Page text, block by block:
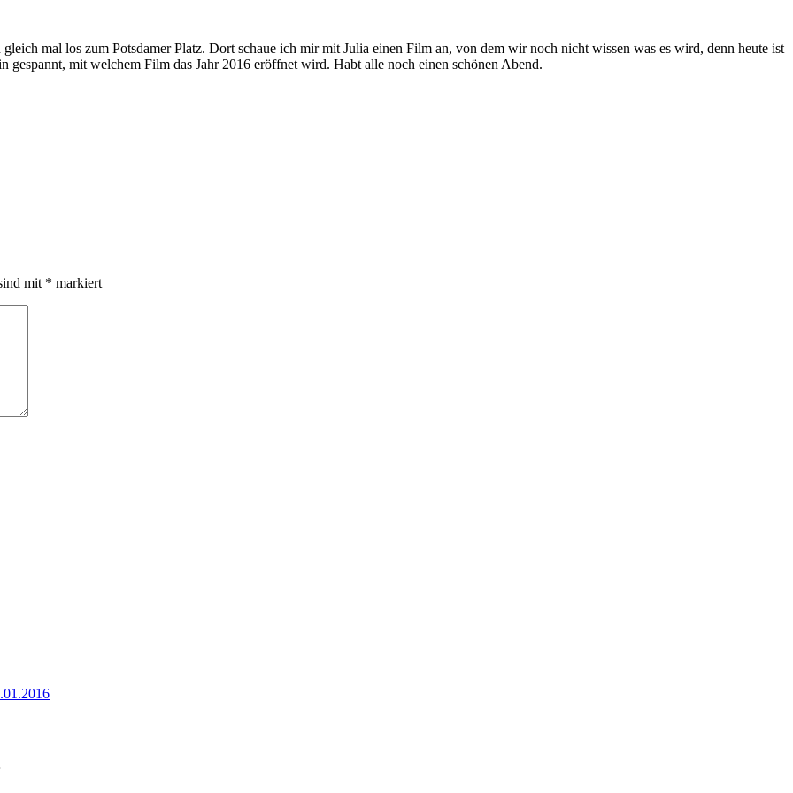
mal los zum Potsdamer Platz. Dort schaue ich mir mit Julia einen Film an, von dem wir noch nicht wissen was es wird, denn heute ist
mit welchem Film das Jahr 2016 eröffnet wird. Habt alle noch einen schönen Abend.
mit * markiert